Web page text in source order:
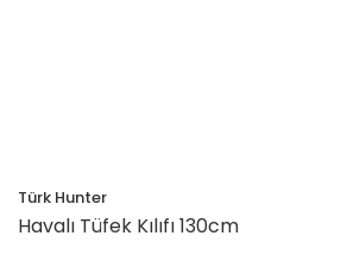
Türk Hunter
Havalı Tüfek Kılıfı 130cm